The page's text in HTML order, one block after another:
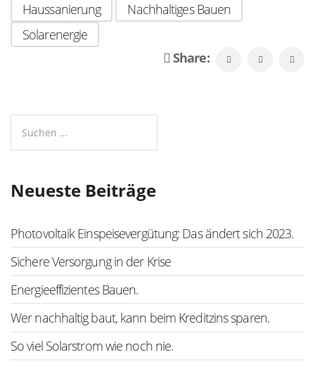
Haussanierung
Nachhaltiges Bauen
Solarenergie
Share:
Neueste Beiträge
Photovoltaik Einspeisevergütung: Das ändert sich 2023.
Sichere Versorgung in der Krise
Energieeffizientes Bauen.
Wer nachhaltig baut, kann beim Kreditzins sparen.
So viel Solarstrom wie noch nie.